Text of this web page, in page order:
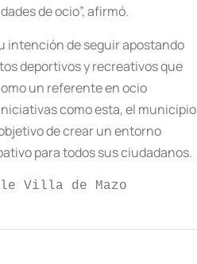
de ocio”, afirmó.
intención de seguir apostando
deportivos y recreativos que
un referente en ocio
como esta, el municipio
de crear un entorno
para todos sus ciudadanos.
Villa de Mazo